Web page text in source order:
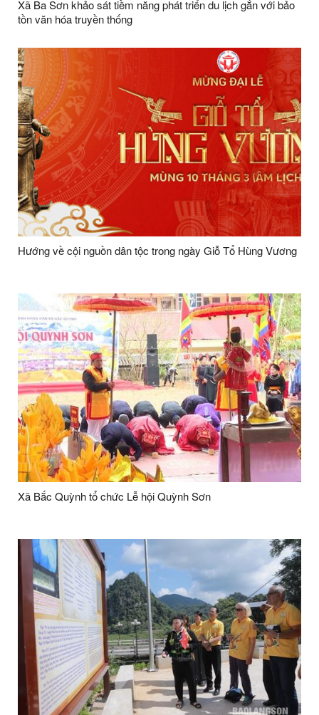
Xã Ba Sơn khảo sát tiềm năng phát triển du lịch gắn với bảo
tồn văn hóa truyền thống
Hướng về cội nguồn dân tộc trong ngày Giỗ Tổ Hùng Vương
Xã Bắc Quỳnh tổ chức Lễ hội Quỳnh Sơn